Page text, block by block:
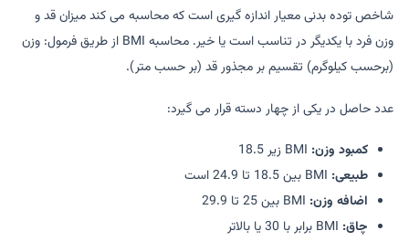
شاخص توده بدنی معیار اندازه گیری است که محاسبه می کند میزان قد و
وزن فرد با یکدیگر در تناسب است یا خیر. محاسبه BMI از طریق فرمول: وزن
(برحسب کیلوگرم) تقسیم بر مجذور قد (بر حسب متر).
عدد حاصل در یکی از چهار دسته قرار می گیرد:
کمبود وزن:
طبیعی:
اضافه وزن:
چاق: